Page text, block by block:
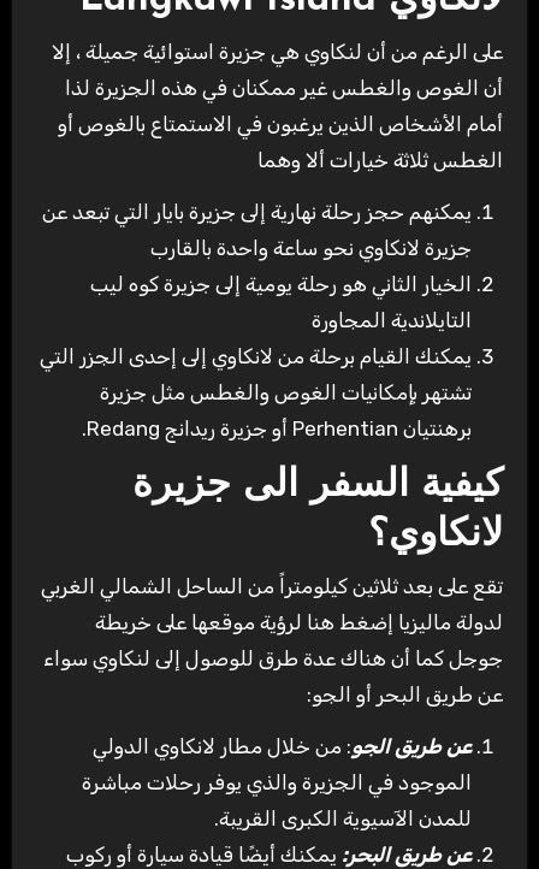
على الرغم من أن لنكاوي هي جزيرة استوائية جميلة ، إلا
أن الغوص والغطس غير ممكنان في هذه الجزيرة لذا
أمام الأشخاص الذين يرغبون في الاستمتاع بالغوص أو
الغطس ثلاثة خيارات ألا وهما
يمكنهم حجز رحلة نهارية إلى جزيرة بايار التي تبعد عن
جزيرة لانكاوي نحو ساعة واحدة بالقارب
الخيار الثاني هو رحلة يومية إلى جزيرة كوه ليب
التايلاندية المجاورة
يمكنك القيام برحلة من لانكاوي إلى إحدى الجزر التي
تشتهر بإمكانيات الغوص والغطس مثل جزيرة
برهنتيان Perhentian أو جزيرة ريدانج Redang.
كيفية السفر الى جزيرة
لانكاوي؟
تقع على بعد ثلاثين كيلومتراً من الساحل الشمالي الغربي
لدولة ماليزيا إضغط هنا لرؤية موقعها على خريطة
جوجل كما أن هناك عدة طرق للوصول إلى لنكاوي سواء
عن طريق البحر أو الجو:
عن طريق الجو: من خلال مطار لانكاوي الدولي
الموجود في الجزيرة والذي يوفر رحلات مباشرة
للمدن الآسيوية الكبرى القريبة.
عن طريق البحر: يمكنك أيضًا قيادة سيارة أو ركوب